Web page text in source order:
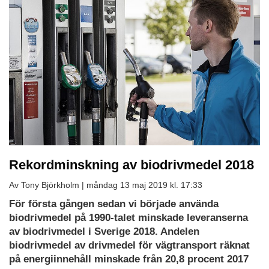
Rekordminskning av biodrivmedel 2018
Av Tony Björkholm | måndag 13 maj 2019 kl. 17:33
För första gången sedan vi började använda
biodrivmedel på 1990-talet minskade leveranserna
av biodrivmedel i Sverige 2018. Andelen
biodrivmedel av drivmedel för vägtransport räknat
på energiinnehåll minskade från 20,8 procent 2017